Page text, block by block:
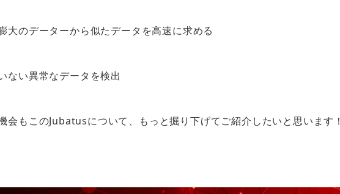
大のデーターから似たデータを高速に求める
ない異常なデータを検出
会もこのJubatusについて、もっと掘り下げてご紹介したいと思います！